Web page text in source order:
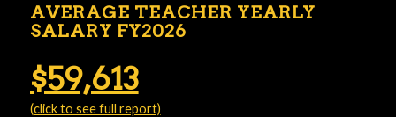
AVERAGE TEACHER YEARLY
SALARY FY2026
$59,613
(click to see full report)